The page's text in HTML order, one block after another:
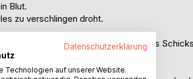
Blut.
zu verschlingen droht.
die Farbe des Blutes über das
Datenschutzerklärung
Technologien auf unserer Website.